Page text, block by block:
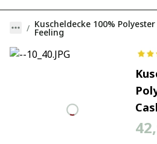
Kuscheldecke 100%
Feeling